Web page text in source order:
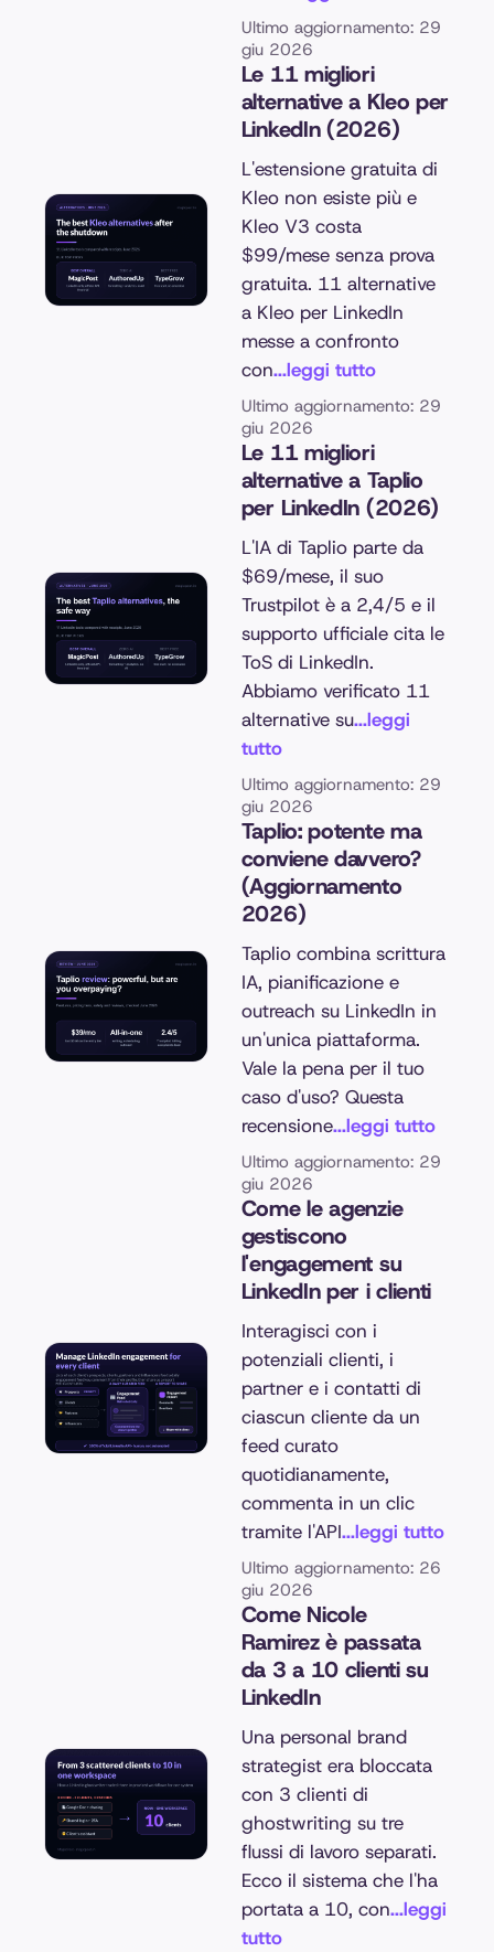
Ultimo aggiornamento: 29
giu 2026
Le 11 migliori
alternative a Kleo per
LinkedIn (2026)
L'estensione gratuita di
Kleo non esiste più e
Kleo V3 costa
$99/mese senza prova
gratuita. 11 alternative
a Kleo per LinkedIn
messe a confronto
con...leggi tutto
Ultimo aggiornamento: 29
giu 2026
Le 11 migliori
alternative a Taplio
per LinkedIn (2026)
L'IA di Taplio parte da
$69/mese, il suo
Trustpilot è a 2,4/5 e il
supporto ufficiale cita le
ToS di LinkedIn.
Abbiamo verificato 11
alternative su...leggi
tutto
Ultimo aggiornamento: 29
giu 2026
Taplio: potente ma
conviene davvero?
(Aggiornamento
2026)
Taplio combina scrittura
IA, pianificazione e
outreach su LinkedIn in
un'unica piattaforma.
Vale la pena per il tuo
caso d'uso? Questa
recensione...leggi tutto
Ultimo aggiornamento: 29
giu 2026
Come le agenzie
gestiscono
l'engagement su
LinkedIn per i clienti
Interagisci con i
potenziali clienti, i
partner e i contatti di
ciascun cliente da un
feed curato
quotidianamente,
commenta in un clic
tramite l'API...leggi tutto
Ultimo aggiornamento: 26
giu 2026
Come Nicole
Ramirez è passata
da 3 a 10 clienti su
LinkedIn
Una personal brand
strategist era bloccata
con 3 clienti di
ghostwriting su tre
flussi di lavoro separati.
Ecco il sistema che l'ha
portata a 10, con...leggi
tutto